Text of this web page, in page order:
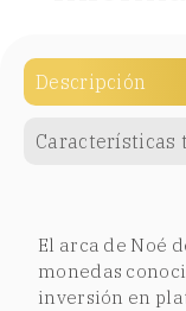
Descripción
Características
El arca de Noé
monedas
inversión en